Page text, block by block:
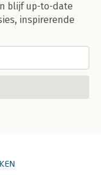
blijf up-to-date
inspirerende